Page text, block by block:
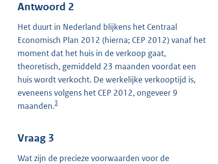
Antwoord 2
Het duurt in Nederland blijkens het Centraal
Economisch Plan 2012 (hierna; CEP 2012) vanaf het
moment dat het huis in de verkoop gaat,
theoretisch, gemiddeld 23 maanden voordat een
huis wordt verkocht. De werkelijke verkooptijd is,
eveneens volgens het CEP 2012, ongeveer 9
maanden.3
Vraag 3
Wat zijn de precieze voorwaarden voor de